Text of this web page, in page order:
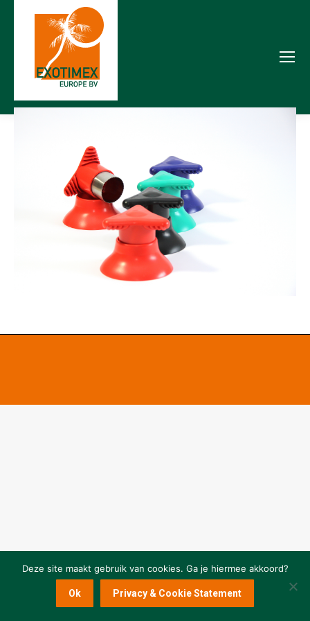
Deze site maakt gebruik van cookies. Ga je hiermee akkoord?
Ok Privacy & Cookie Statement